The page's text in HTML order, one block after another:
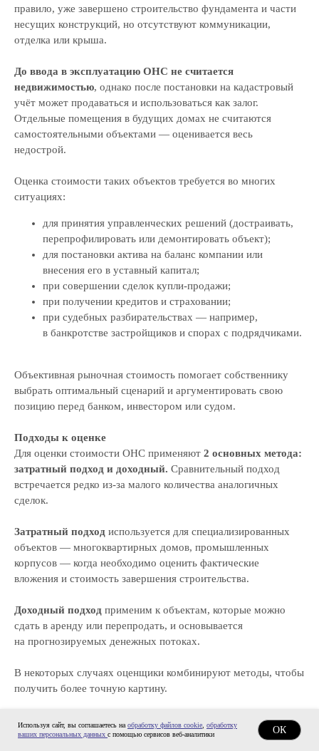
правило, уже завершено строительство фундамента и части
несущих конструкций, но отсутствуют коммуникации,
отделка или крыша.
До ввода в эксплуатацию ОНС не считается
недвижимостью, однако после постановки на кадастровый
учёт может продаваться и использоваться как залог.
Отдельные помещения в будущих домах не считаются
самостоятельными объектами — оценивается весь
недострой.
Оценка стоимости таких объектов требуется во многих
ситуациях:
для принятия управленческих решений (достраивать,
перепрофилировать или демонтировать объект);
для постановки актива на баланс компании или
внесения его в уставный капитал;
при совершении сделок купли-продажи;
при получении кредитов и страховании;
при судебных разбирательствах — например,
в банкротстве застройщиков и спорах с подрядчиками.
Объективная рыночная стоимость помогает собственнику
выбрать оптимальный сценарий и аргументировать свою
позицию перед банком, инвестором или судом.
Подходы к оценке
Для оценки стоимости ОНС применяют 2 основных метода:
затратный подход и доходный. Сравнительный подход
встречается редко из-за малого количества аналогичных
сделок.
Затратный подход используется для специализированных
объектов — многоквартирных домов, промышленных
корпусов — когда необходимо оценить фактические
вложения и стоимость завершения строительства.
Доходный подход применим к объектам, которые можно
сдать в аренду или перепродать, и основывается
на прогнозируемых денежных потоках.
В некоторых случаях оценщики комбинируют методы, чтобы
получить более точную картину.
Этапы работы оценщика
Процесс оценки включает пять ключевых этапов:
Тендеры
Вакансии
Прайс
Отзывы
Оплата
Выполненные проекты
Контакты
Строительная экспертиза
Независимая оценка
Согласие на получение маркетинговой рассылки
Условия использованиякуки-файлов
Политика обработки персональных данных
ОГРН 1187847032780 / ИНН 7814719982
© ООО «Экспертные решения», 2019—2026
Используя сайт, вы соглашаетесь наобработку файлов cookie, обработку
ваших персональных данных с помощью сервисов веб-аналитики ОК